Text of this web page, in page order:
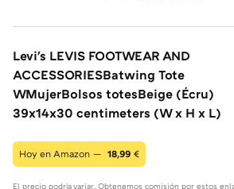
Levi's LEVIS FOOTWEAR AND
ACCESSORIESBatwing Tote
WMujerBolsos totesBeige (Écru)
39x14x30 centimeters (W x H x L)
Hoy en Amazon — 18,99 €
El precio podría variar. Obtenemos comisión por estos